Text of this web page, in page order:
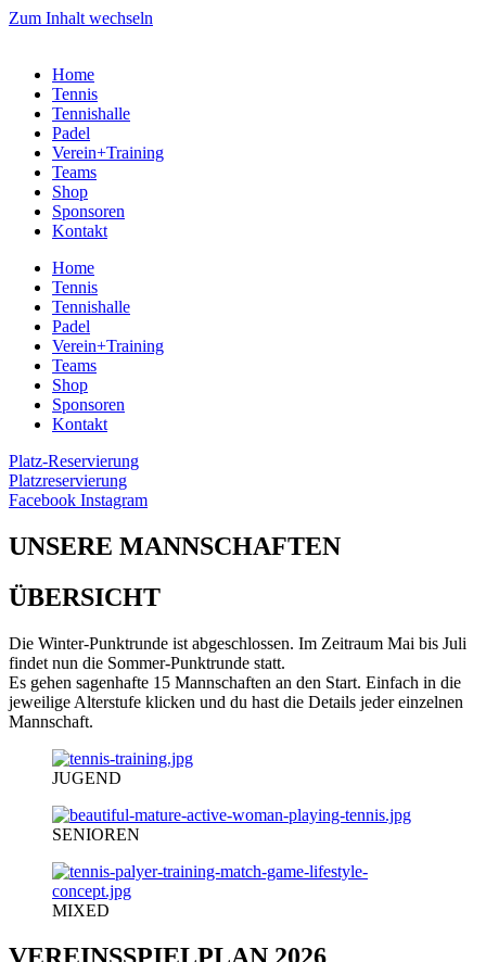
Zum Inhalt wechseln
Home
Tennis
Tennishalle
Padel
Verein+Training
Teams
Shop
Sponsoren
Kontakt
Home
Tennis
Tennishalle
Padel
Verein+Training
Teams
Shop
Sponsoren
Kontakt
Platz-Reservierung
Platzreservierung
Facebook Instagram
UNSERE MANNSCHAFTEN
ÜBERSICHT
Die Winter-Punktrunde ist abgeschlossen. Im Zeitraum Mai bis Juli
findet nun die Sommer-Punktrunde statt.
Es gehen sagenhafte 15 Mannschaften an den Start. Einfach in die
jeweilige Alterstufe klicken und du hast die Details jeder einzelnen
Mannschaft.
JUGEND
SENIOREN
MIXED
VEREINSSPIELPLAN 2026